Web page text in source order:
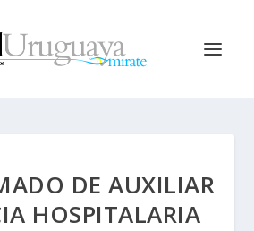
DE AUXILIAR
HOSPITALARIA